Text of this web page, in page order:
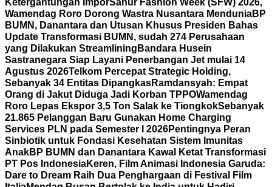
Ketergantungan ImporSanur Fashion Week (SFW) 2026,
Wamendag Roro Dorong Wastra Nusantara MenduniaBP
BUMN, Danantara dan Utusan Khusus Presiden Bahas
Update Transformasi BUMN, sudah 274 Perusahaan
yang Dilakukan Streamlining Bandara Husein
Sastranegara Siap Layani Penerbangan Jet mulai 14
Agustus 2026Telkom Percepat Strategic Holding,
Sebanyak 34 Entitas DipangkasRamdansyah: Empat
Orang di Jakut Diduga Jadi Korban TPPOWamendag
Roro Lepas Ekspor 3,5 Ton Salak ke TiongkokSebanyak
21.865 Pelanggan Baru Gunakan Home Charging
Services PLN pada Semester I 2026Pentingnya Peran
Sinbiotik untuk Fondasi Kesehatan Sistem Imunitas
AnakBP BUMN dan Danantara Kawal Ketat Transformasi
PT Pos IndonesiaKeren, Film Animasi Indonesia Garuda:
Dare to Dream Raih Dua Penghargaan di Festival Film